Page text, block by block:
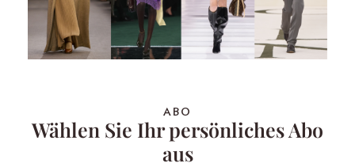
ABO
Wählen Sie Ihr persönliches Abo
aus